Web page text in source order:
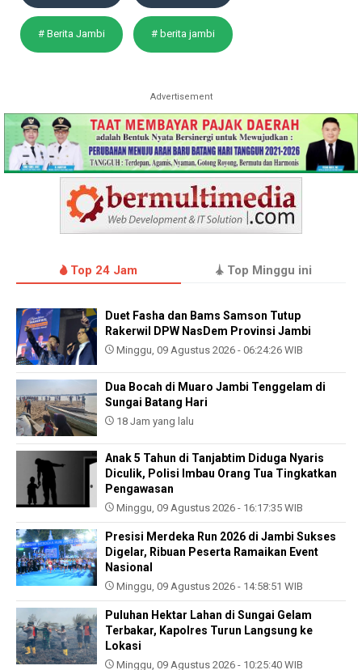
# Berita Jambi # berita jambi
Advertisement
Top 24 Jam Top Minggu ini
Duet Fasha dan Bams Samson Tutup
Rakerwil DPW NasDem Provinsi Jambi
Minggu, 09 Agustus 2026 - 06:24:26 WIB
Dua Bocah di Muaro Jambi Tenggelam di
Sungai Batang Hari
18 Jam yang lalu
Anak 5 Tahun di Tanjabtim Diduga Nyaris
Diculik, Polisi Imbau Orang Tua Tingkatkan
Pengawasan
Minggu, 09 Agustus 2026 - 16:17:35 WIB
Presisi Merdeka Run 2026 di Jambi Sukses
Digelar, Ribuan Peserta Ramaikan Event
Nasional
Minggu, 09 Agustus 2026 - 14:58:51 WIB
Puluhan Hektar Lahan di Sungai Gelam
Terbakar, Kapolres Turun Langsung ke
Lokasi
Minggu, 09 Agustus 2026 - 10:25:40 WIB